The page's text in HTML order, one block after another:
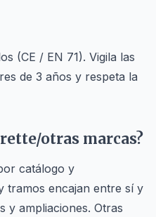
(CE / EN 71). Vigila las
de 3 años y respeta la
otras marcas?
catálogo y
tramos encajan entre sí y
y ampliaciones. Otras